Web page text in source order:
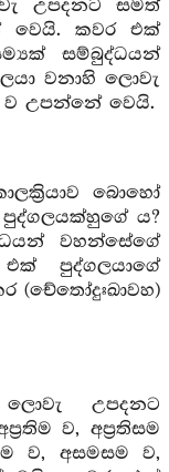
උපදනට සමත්
වෙයි. කවර එක්
සම්බුද්ධයන්
වනාහි ලොවැ
ව උපන්නේ වෙයි.
බොහෝ
ය?
වහන්සේගේ
පුද්ගලයාගේ
(චේතෝදුඃඛාවහ)
උපදනට
ව, අප්‍රතිසම
ව, අසමසම ව,